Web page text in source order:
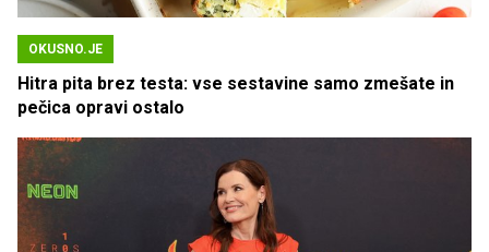
OKUSNO.JE
Hitra pita brez testa: vse sestavine samo zmešate in
pečica opravi ostalo